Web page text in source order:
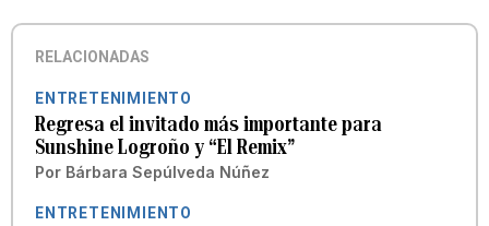
RELACIONADAS
ENTRETENIMIENTO
Regresa el invitado más importante para
Sunshine Logroño y “El Remix”
Por Bárbara Sepúlveda Núñez
ENTRETENIMIENTO